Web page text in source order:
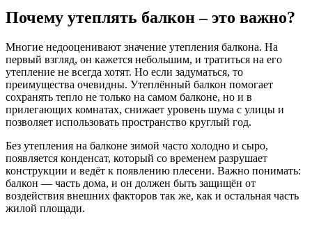
Почему утеплять балкон – это важно?
Многие недооценивают значение утепления балкона. На
первый взгляд, он кажется небольшим, и тратиться на его
утепление не всегда хотят. Но если задуматься, то
преимущества очевидны. Утеплённый балкон помогает
сохранять тепло не только на самом балконе, но и в
прилегающих комнатах, снижает уровень шума с улицы и
позволяет использовать пространство круглый год.
Без утепления на балконе зимой часто холодно и сыро,
появляется конденсат, который со временем разрушает
конструкции и ведёт к появлению плесени. Важно понимать:
балкон — часть дома, и он должен быть защищён от
воздействия внешних факторов так же, как и остальная часть
жилой площади.